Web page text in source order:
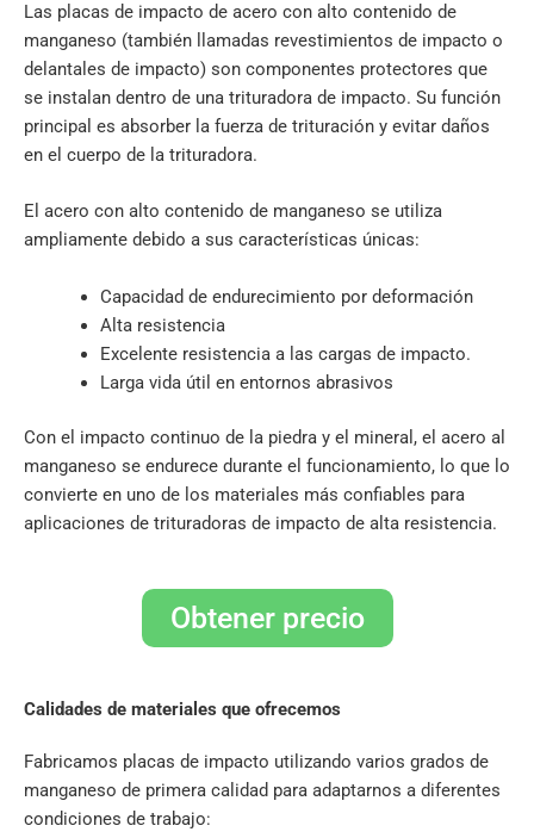
Las placas de impacto de acero con alto contenido de
manganeso (también llamadas revestimientos de impacto o
delantales de impacto) son componentes protectores que
se instalan dentro de una trituradora de impacto. Su función
principal es absorber la fuerza de trituración y evitar daños
en el cuerpo de la trituradora.
El acero con alto contenido de manganeso se utiliza
ampliamente debido a sus características únicas:
Capacidad de endurecimiento por deformación
Alta resistencia
Excelente resistencia a las cargas de impacto.
Larga vida útil en entornos abrasivos
Con el impacto continuo de la piedra y el mineral, el acero al
manganeso se endurece durante el funcionamiento, lo que lo
convierte en uno de los materiales más confiables para
aplicaciones de trituradoras de impacto de alta resistencia.
Obtener precio
Calidades de materiales que ofrecemos
Fabricamos placas de impacto utilizando varios grados de
manganeso de primera calidad para adaptarnos a diferentes
condiciones de trabajo: